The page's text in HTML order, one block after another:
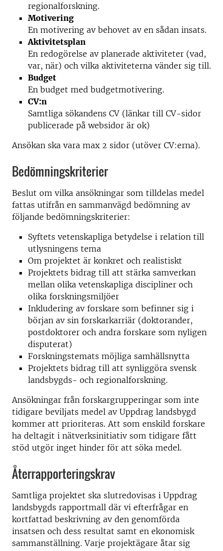
regionalforskning.
Motivering
En motivering av behovet av en sådan insats.
Aktivitetsplan
En redogörelse av planerade aktiviteter (vad,
var, när) och vilka aktiviteterna vänder sig till.
Budget
En budget med budgetmotivering.
CV:n
Samtliga sökandens CV (länkar till CV-sidor
publicerade på websidor är ok)
Ansökan ska vara max 2 sidor (utöver CV:erna).
Bedömningskriterier
Beslut om vilka ansökningar som tilldelas medel
fattas utifrån en sammanvägd bedömning av
följande bedömningskriterier:
Syftets vetenskapliga betydelse i relation till
utlysningens tema
Om projektet är konkret och realistiskt
Projektets bidrag till att stärka samverkan
mellan olika vetenskapliga discipliner och
olika forskningsmiljöer
Inkludering av forskare som befinner sig i
början av sin forskarkarriär (doktorander,
postdoktorer och andra forskare som nyligen
disputerat)
Forskningstemats möjliga samhällsnytta
Projektets bidrag till att synliggöra svensk
landsbygds- och regionalforskning.
Ansökningar från forskargrupperingar som inte
tidigare beviljats medel av Uppdrag landsbygd
kommer att prioriteras. Att som enskild forskare
ha deltagit i nätverksinitiativ som tidigare fått
stöd utgör inget hinder för att söka medel.
Återrapporteringskrav
Samtliga projektet ska slutredovisas i Uppdrag
landsbygds rapportmall där vi efterfrågar en
kortfattad beskrivning av den genomförda
insatsen och dess resultat samt en ekonomisk
sammanställning. Varje projektägare åtar sig